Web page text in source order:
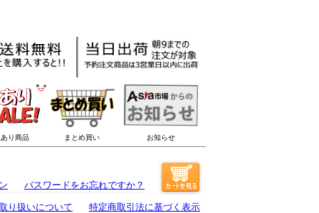
パスワードをお忘れですか？
り扱いについて 特定商取引法に基づく表示